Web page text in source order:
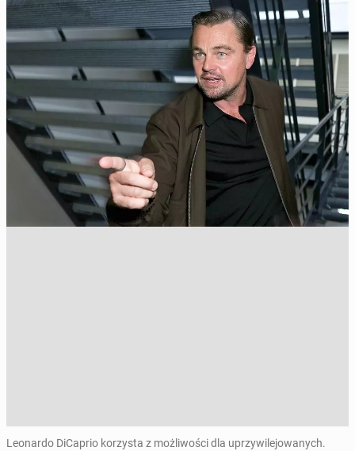
Leonardo DiCaprio korzysta z możliwości dla uprzywilejowanych.